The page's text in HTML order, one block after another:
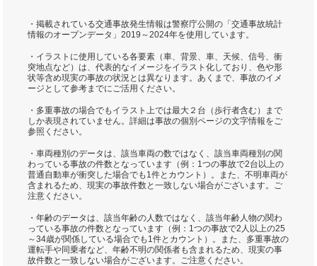
・掲載されている交通事故発生情報は警察庁公開の「交通事故統計
情報のオープンデータ」2019～2024年を使用しています。
・イラストに使用している各要素（車、背景、車、天候、信号、衝
突地点など）は、代表的なイメージをイラスト化しており、色や形
状等含め現実の事故の状況とは異なります。あくまで、事故のイメ
ージとして参考までにご活用ください。
・多重事故の場合でもイラスト上では最大２台（歩行者含む）まで
しか表現されていません。詳細は事故の個別ページの文字情報をご
参照ください。
・車両種別のデータは、該当車両の数ではなく、該当車両種別の関
わっている事故の件数となっています（例：1つの事故で2台以上の
普通自動車が衝突した場合でも1件とカウント）。また、不明車両が
含まれるため、現実の事故件数と一致しない場合がございます。ご
注意ください。
・年齢のデータは、該当年齢の人数ではなく、該当年齢人物の関わ
っている事故の件数となっています（例：1つの事故で2人以上の25
～34歳が関係している場合でも1件とカウント）。また、多重事故の
運転手や同乗者など、年齢不明の関係者も含まれるため、現実の事
故件数と一致しない場合がございます。ご注意ください。